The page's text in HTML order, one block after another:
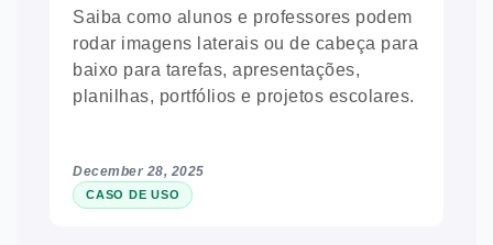
Saiba como alunos e professores podem
rodar imagens laterais ou de cabeça para
baixo para tarefas, apresentações,
planilhas, portfólios e projetos escolares.
December 28, 2025
CASO DE USO